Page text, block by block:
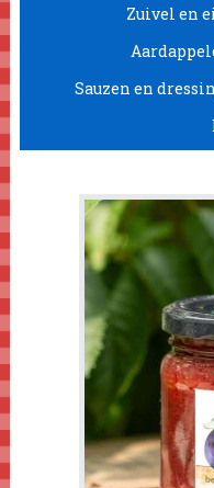
Zuivel en
Sauzen en